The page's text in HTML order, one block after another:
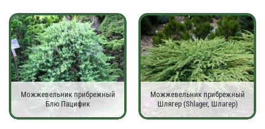
Можжевельник прибрежный
Блю Пацифик
Можжевельник прибрежный
Шлягер (Shlager, Шлагер)